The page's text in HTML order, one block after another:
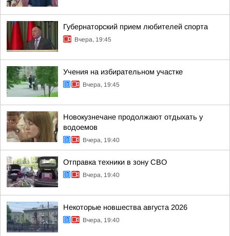
Губернаторский прием любителей спорта
Вчера, 19:45
Учения на избирательном участке
Вчера, 19:45
Новокузнечане продолжают отдыхать у
водоемов
Вчера, 19:40
Отправка техники в зону СВО
Вчера, 19:40
Некоторые новшества августа 2026
Вчера, 19:40